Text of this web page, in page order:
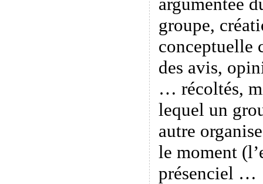
groupe,
conceptuelle
des avis,
… récoltés,
lequel un
autre
le moment
présenciel …